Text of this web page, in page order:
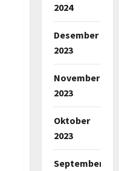
2024
Desember
2023
November
2023
Oktober
2023
September